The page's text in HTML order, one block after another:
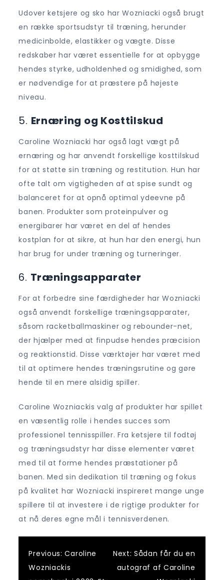
Udover ketsjere og sko har Wozniacki også brugt
en række sportsudstyr til træning, herunder
medicinbolde, elastikker og vægte. Disse
redskaber har været essentielle for at opbygge
hendes styrke, udholdenhed og smidighed, som
er nødvendige for at præstere på højeste
niveau.
5. Ernæring og Kosttilskud
Caroline Wozniacki har også lagt vægt på
ernæring og har anvendt forskellige kosttilskud
for at støtte sin træning og restitution. Hun har
ofte talt om vigtigheden af at spise sundt og
balanceret for at opnå optimal ydeevne på
banen. Produkter som proteinpulver og
energibarer har været en del af hendes
kostplan for at sikre, at hun har den energi, hun
har brug for under træning og turneringer.
6. Træningsapparater
For at forbedre sine færdigheder har Wozniacki
også anvendt forskellige træningsapparater,
såsom racketballmaskiner og rebounder-net,
der hjælper med at finpudse hendes præcision
og reaktionstid. Disse værktøjer har været med
til at optimere hendes træningsrutine og gøre
hende til en mere alsidig spiller.
Caroline Wozniackis valg af produkter har spillet
en væsentlig rolle i hendes succes som
professionel tennisspiller. Fra ketsjere til fodtøj
og træningsudstyr har disse elementer været
med til at forme hendes præstationer på
banen. Med sin dedikation til træning og fokus
på kvalitet har Wozniacki inspireret mange unge
spillere til at investere i de rigtige produkter for
at nå deres egne mål i tennisverdenen.
Post
Previous: Caroline
Wozniackis
Next: Sådan får du en
autograf af Caroline